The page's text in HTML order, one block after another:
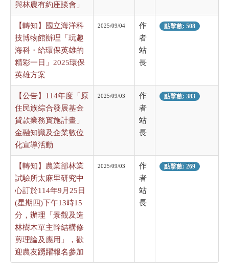
與林農有約座談會」
【轉知】國立海洋科
技博物館辦理「玩趣
海科・給環保英雄的
精彩一日」2025環保
英雄方案
2025/09/04
作
者
站
長
點擊數: 508
【公告】114年度「原
住民族綜合發展基金
貸款業務實施計畫」
金融知識及企業數位
化宣導活動
2025/09/03
作
者
站
長
點擊數: 383
【轉知】農業部林業
試驗所太麻里研究中
心訂於114年9月25日
(星期四)下午13時15
分，辦理「景觀及造
林樹木單主幹結構修
剪理論及應用」，歡
迎農友踴躍報名參加
2025/09/03
作
者
站
長
點擊數: 269